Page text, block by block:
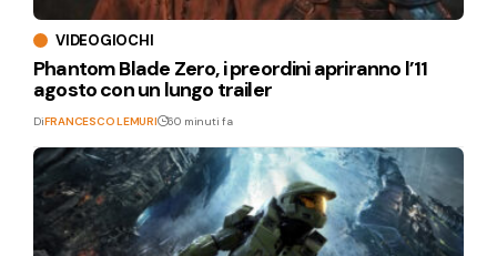
VIDEOGIOCHI
Phantom Blade Zero, i preordini apriranno l’11
agosto con un lungo trailer
DiFRANCESCO LEMURI 60 minuti fa